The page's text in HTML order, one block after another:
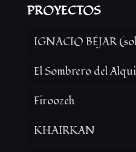
PROYECTOS
IGNACIO BÉJAR
El Sombrero del
Firoozeh
KHAIRKAN